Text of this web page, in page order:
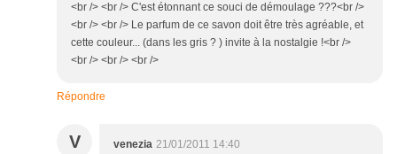
<br /> <br /> C'est étonnant ce souci de démoulage ???<br />
<br /> <br /> Le parfum de ce savon doit être très agréable, et
cette couleur... (dans les gris ? ) invite à la nostalgie !<br />
<br /> <br /> <br />
Répondre
V venezia 21/01/2011 14:40